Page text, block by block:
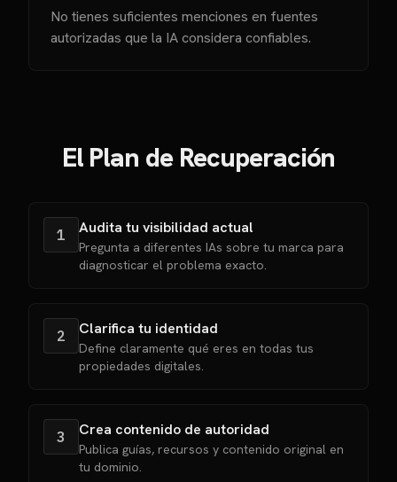
No tienes suficientes menciones en fuentes
autorizadas que la IA considera confiables.
El Plan de Recuperación
1 Audita tu visibilidad actual
Pregunta a diferentes IAs sobre tu marca para
diagnosticar el problema exacto.
2 Clarifica tu identidad
Define claramente qué eres en todas tus
propiedades digitales.
3 Crea contenido de autoridad
Publica guías, recursos y contenido original en
tu dominio.